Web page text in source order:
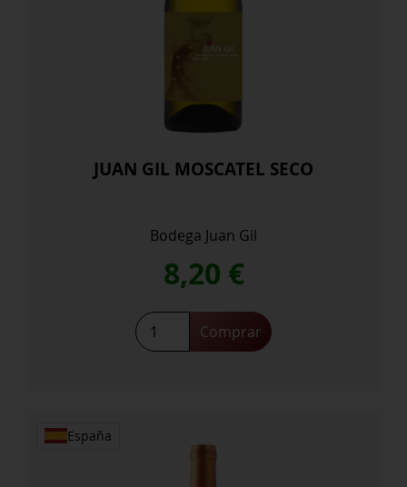
JUAN GIL MOSCATEL SECO
Bodega Juan Gil
8,20 €
JUAN
GIL
Comprar
España